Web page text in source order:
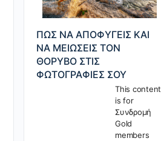
ΠΩΣ ΝΑ ΑΠΟΦΥΓΕΙΣ ΚΑΙ
ΝΑ ΜΕΙΩΣΕΙΣ ΤΟΝ
ΘΟΡΥΒΟ ΣΤΙΣ
ΦΩΤΟΓΡΑΦΙΕΣ ΣΟΥ
This content
is for
Συνδρομή
Gold
members